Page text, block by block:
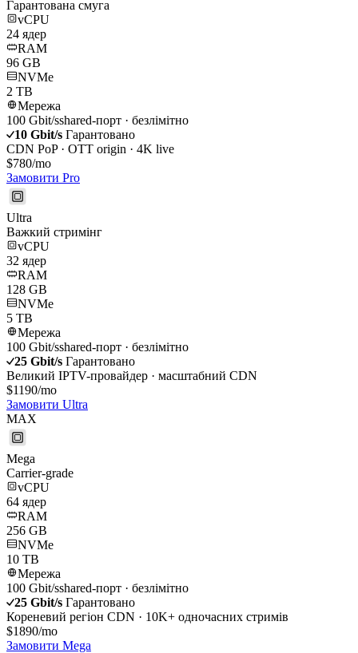
Гарантована смуга
vCPU
24 ядер
RAM
96 GB
NVMe
2 TB
Мережа
100 Gbit/sshared-порт · безлімітно
10 Gbit/s Гарантовано
CDN PoP · OTT origin · 4K live
$780/mo
Замовити Pro
Ultra
Важкий стримінг
vCPU
32 ядер
RAM
128 GB
NVMe
5 TB
Мережа
100 Gbit/sshared-порт · безлімітно
25 Gbit/s Гарантовано
Великий IPTV-провайдер · масштабний CDN
$1190/mo
Замовити Ultra
MAX
Mega
Carrier-grade
vCPU
64 ядер
RAM
256 GB
NVMe
10 TB
Мережа
100 Gbit/sshared-порт · безлімітно
25 Gbit/s Гарантовано
Кореневий регіон CDN · 10K+ одночасних стримів
$1890/mo
Замовити Mega